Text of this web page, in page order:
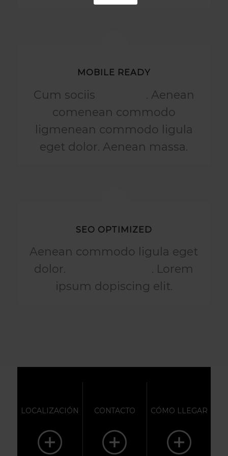
MOBILE READY
Cum sociis
. Aenean
comenean commodo
ligmenean commodo ligula
eget dolor. Aenean massa.
SEO OPTIMIZED
Aenean commodo ligula eget
dolor.
. Lorem
ipsum dopiscing elit.
LOCALIZACIÓN CONTACTO CÓMO LLEGAR